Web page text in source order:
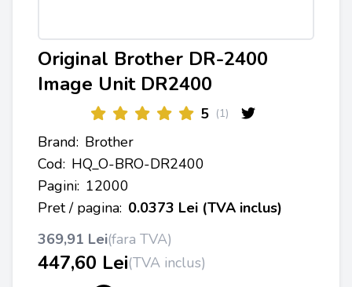
Original Brother DR-2400
Image Unit DR2400
5 (1)
Brand: Brother
Cod: HQ_O-BRO-DR2400
Pagini: 12000
Pret / pagina: 0.0373 Lei (TVA inclus)
369,91 Lei(fara TVA)
447,60 Lei(TVA inclus)